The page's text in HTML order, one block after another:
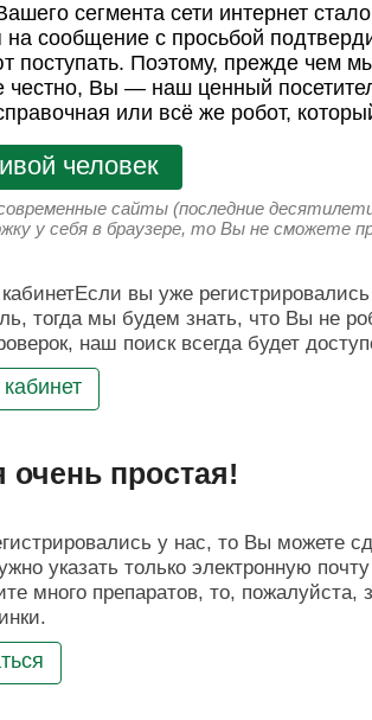
сегмента сети интернет
на сообщение с просьбой
поступать. Поэтому, прежде чем
честно, Вы — наш ценный
или всё же робот,
человек
сайты (последние
у себя в браузере, то Вы не сможете
вы уже
тогда мы будем знать, что Вы не
наш поиск всегда будет
очень простая!
у нас, то Вы можете
указать только электронную
много препаратов, то, пожалуйста,